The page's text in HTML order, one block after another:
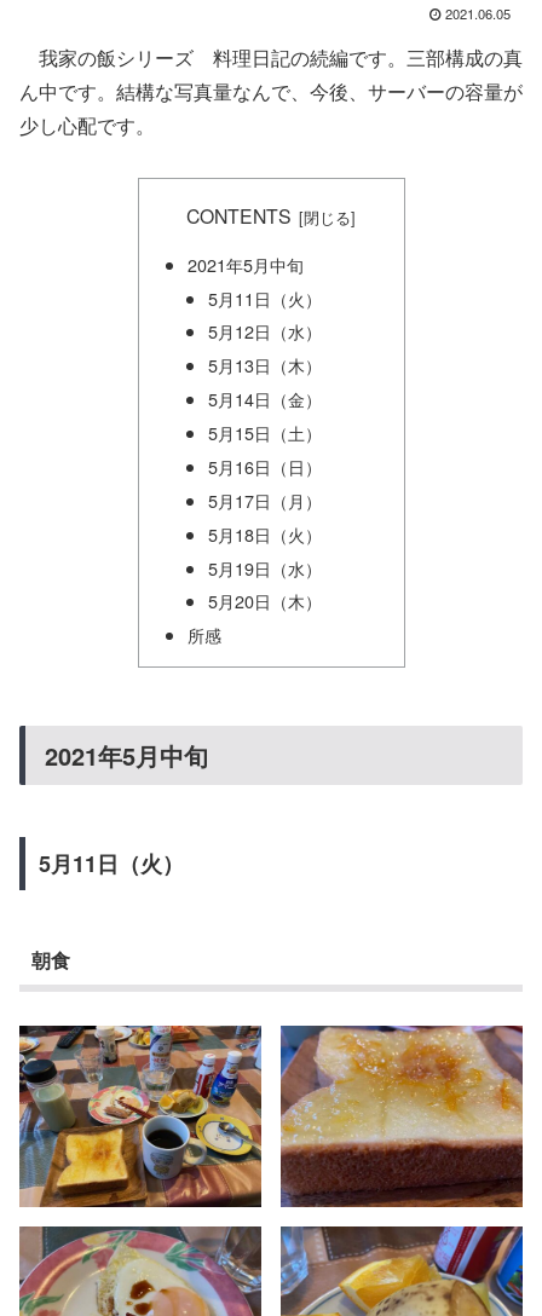
2021.06.05
我家の飯シリーズ 料理日記の続編です。三部構成の真
ん中です。結構な写真量なんで、今後、サーバーの容量が
少し心配です。
CONTENTS
2021年5月中旬
5月11日（火）
5月12日（水）
5月13日（木）
5月14日（金）
5月15日（土）
5月16日（日）
5月17日（月）
5月18日（火）
5月19日（水）
5月20日（木）
所感
2021年5月中旬
5月11日（火）
朝食